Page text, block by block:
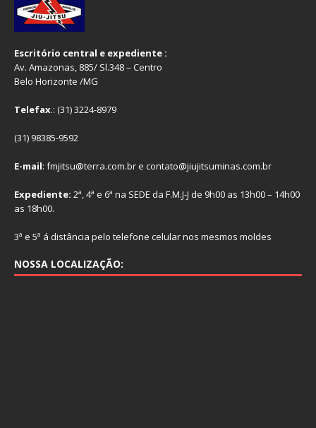
Escritório central e expediente :
Av. Amazonas, 885/ Sl.348 – Centro
Belo Horizonte /MG
Telefax.: (31) 3224-8979
(31) 98385-9592
E-mail: fmjitsu@terra.com.br e contato@jiujitsuminas.com.br
Expediente: 2ª, 4ª e 6ª na SEDE da F.M.J-J de 9h00 as 13h00 – 14h00
as 18h00.
3ª e 5ª á distância pelo telefone celular nos mesmos moldes
NOSSA LOCALIZAÇÃO: